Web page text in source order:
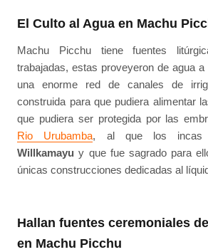
El Culto al Agua en Machu
Machu Picchu tiene fuentes
trabajadas, estas proveyeron de agua
una enorme red de canales de
construida para que pudiera alimentar
que pudiera ser protegida por las
Rio Urubamba, al que los incas
Willkamayu y que fue sagrado para
únicas construcciones dedicadas al
Hallan fuentes ceremoniales
en Machu Picchu